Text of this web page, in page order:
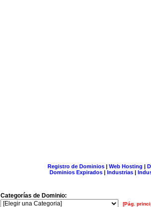
Registro de Dominios| Web Hosting |
Dominios Expirados | Industrias |
Categorías de Dominio:
[Pág.